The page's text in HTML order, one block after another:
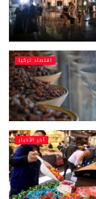
اقتصاد تركيا
آخر الأخبار